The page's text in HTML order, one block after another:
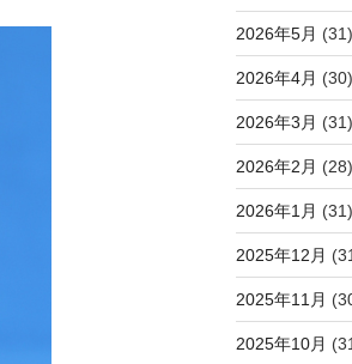
2026年5月 (31)
2026年4月 (30)
2026年3月 (31)
2026年2月 (28)
2026年1月 (31)
2025年12月
2025年11月
2025年10月